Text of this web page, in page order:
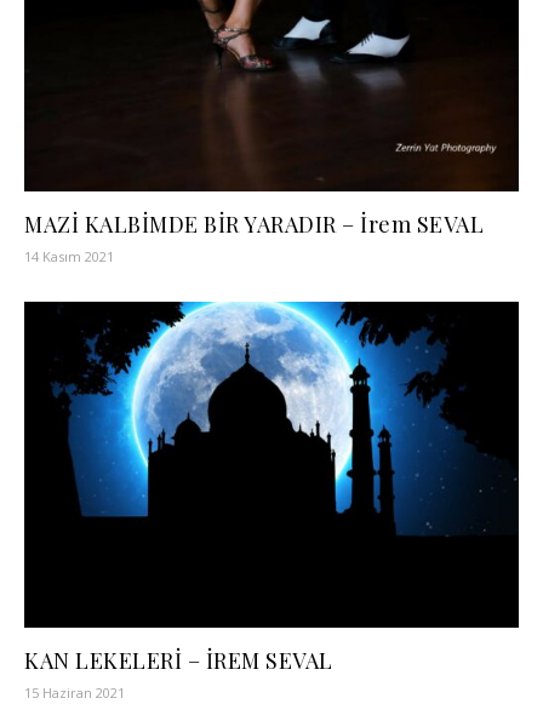
MAZİ KALBİMDE BİR YARADIR – İrem SEVAL
14 Kasım 2021
KAN LEKELERİ – İREM SEVAL
15 Haziran 2021